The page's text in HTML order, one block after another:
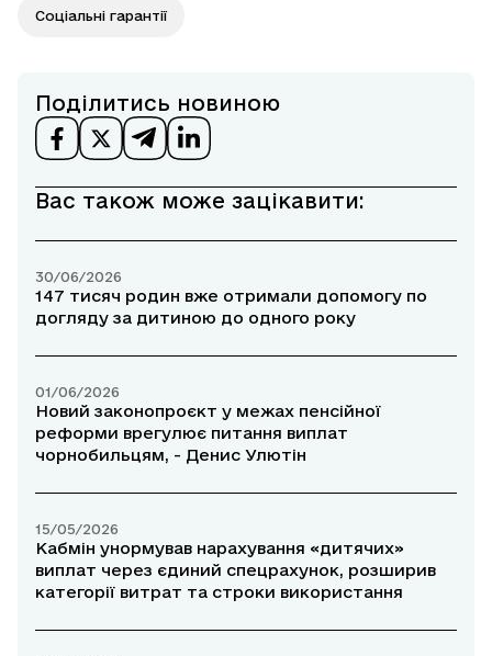
Соціальні гарантії
Поділитись новиною
Вас також може зацікавити:
30/06/2026
147 тисяч родин вже отримали допомогу по
догляду за дитиною до одного року
01/06/2026
Новий законопроєкт у межах пенсійної
реформи врегулює питання виплат
чорнобильцям, - Денис Улютін
15/05/2026
Кабмін унормував нарахування «дитячих»
виплат через єдиний спецрахунок, розширив
категорії витрат та строки використання